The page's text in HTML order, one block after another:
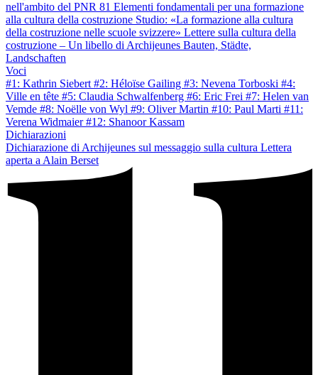
nell'ambito del PNR 81 Elementi fondamentali per una formazione
alla cultura della costruzione Studio: «La formazione alla cultura
della costruzione nelle scuole svizzere» Lettere sulla cultura della
costruzione – Un libello di Archijeunes Bauten, Städte,
Landschaften
Voci
#1: Kathrin Siebert #2: Héloïse Gailing #3: Nevena Torboski #4:
Ville en tête #5: Claudia Schwalfenberg #6: Eric Frei #7: Helen van
Vemde #8: Noëlle von Wyl #9: Oliver Martin #10: Paul Marti #11:
Verena Widmaier#12: Shanoor Kassam
Dichiarazioni
Dichiarazione di Archijeunes sul messaggio sulla cultura Lettera
aperta a Alain Berset